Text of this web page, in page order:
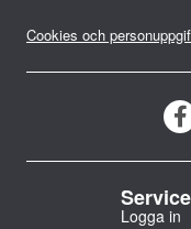
n
g
Cookies och
Logga in